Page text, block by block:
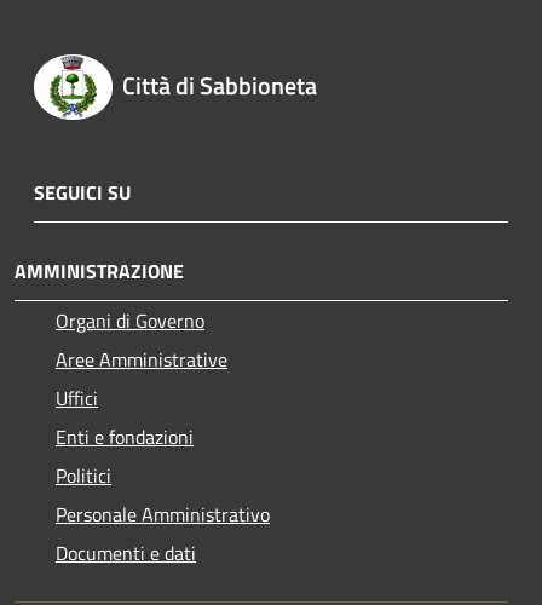
Città di Sabbioneta
SEGUICI SU
AMMINISTRAZIONE
Organi di Governo
Aree Amministrative
Uffici
Enti e fondazioni
Politici
Personale Amministrativo
Documenti e dati